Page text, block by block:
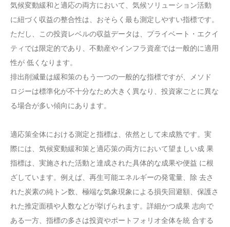
気候変動緩和と適応の両方において、気候ソリューション活動
に紐づく収益の整合性は、おそらく最も測定しやすい指標です。
ただし、この投資レベルの収益データは、プライベート・エクイ
ティでは限定的であり、不動産やインフラ資産では一般的に適用
性が 低くなります。
排出削減量は緩和策のもう一つの一般的な指標ですが、メソド
ロジーは標準化が不十分なため大きく異なり、投資家ごとに異な
る場合が多い傾向にあります。
適応策全体における測定と指標は、依然として未成熟です。実
際には、気候変動緩和策と適応策の両方において望ましい成 果
指標は、実施された活動と達成された具体的な成果や便益 に根
ざしています。例えば、再生可能エネルギーの発電量、除 去さ
れた炭素の純トン数、極端な気象現象による損失回避額、保護さ
れた推定面積や人数などが挙げられます。詳細かつ成果 志向で
ある一方、指標の多さは投資やポートフォリオ全体を統 合する